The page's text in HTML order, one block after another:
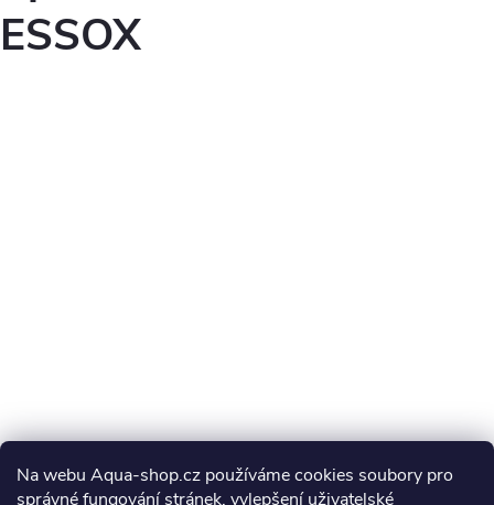
Na webu Aqua-shop.cz používáme cookies soubory pro
správné fungování stránek, vylepšení uživatelské
ESSOX